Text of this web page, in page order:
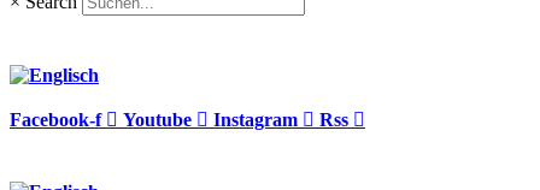
Facebook-f Youtube Instagram Rss